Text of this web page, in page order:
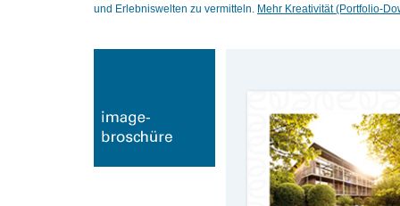
und Erlebniswelten zu vermitteln. Mehr Kreativität (Portfolio-